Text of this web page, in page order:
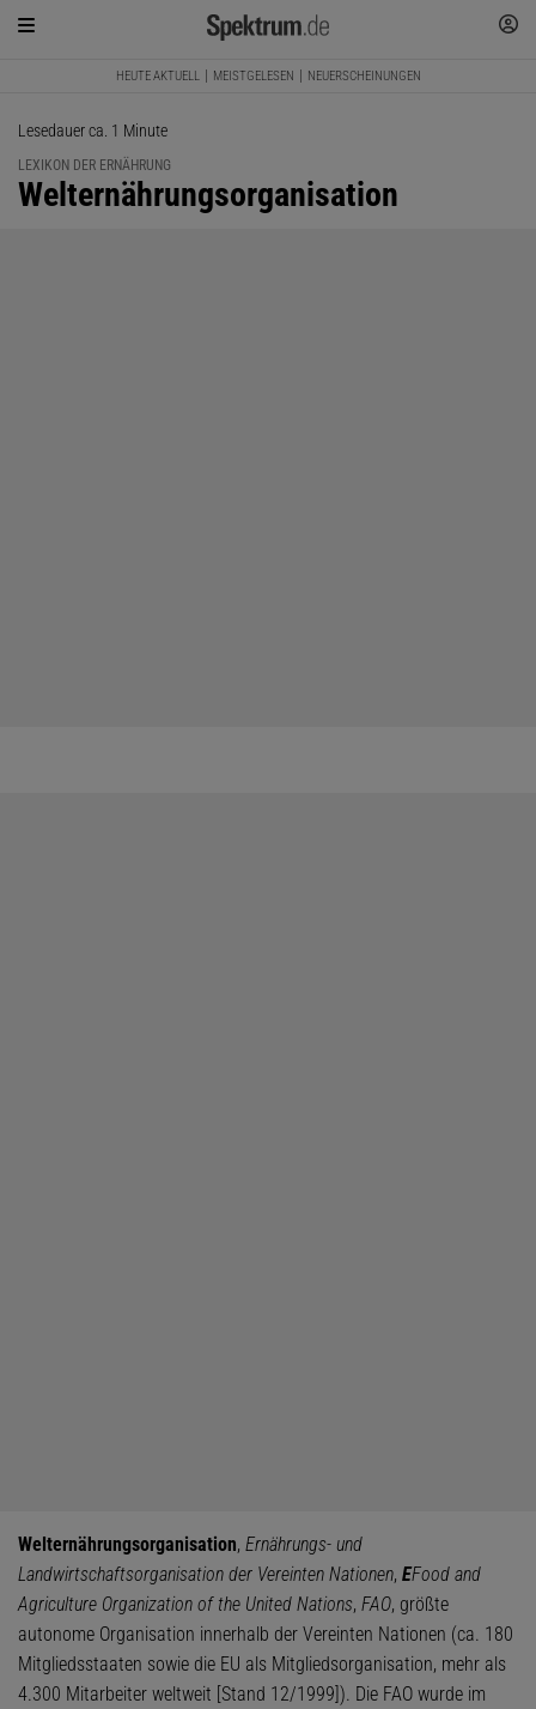
HEUTE AKTUELL MEISTGELESEN NEUERSCHEINUNGEN
Lesedauer ca. 1 Minute
LEXIKON DER ERNÄHRUNG
:
Welternährungsorganisation
Welternährungsorganisation, Ernährungs- und
Landwirtschaftsorganisation der Vereinten Nationen, EFood and
Agriculture Organization of the United Nations, FAO, größte
autonome Organisation innerhalb der Vereinten Nationen (ca. 180
Mitgliedsstaaten sowie die EU als Mitgliedsorganisation, mehr als
4.300 Mitarbeiter weltweit [Stand 12/1999]). Die FAO wurde im